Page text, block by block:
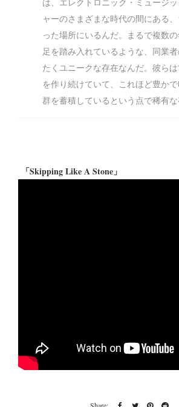
は、エレクトロニック・ミュージ
ャーのさまざまな時代の間にある
った場所にいるんだ。まるで複数
足を踏み入れているような、同業
たくユニークな存在なんだ。彼ら
を作り続けていて、これほど豊か
群を蓄積しているという点で稀有な
「Skipping Like A Stone」